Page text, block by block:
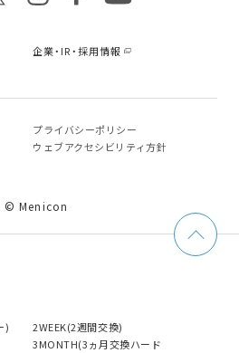
企業・IR・採用情報
プライバシーポリシー
ウェブアクセシビリティ方針
© Menicon
)
2WEEK(2週間交換)
3MONTH(3ヵ月交換ハード